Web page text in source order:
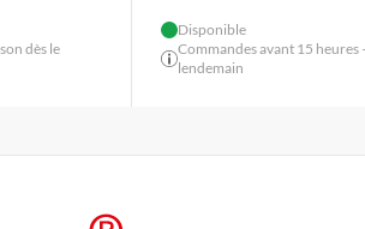
dès le
Disponible
Commandes avant 15 heures
lendemain